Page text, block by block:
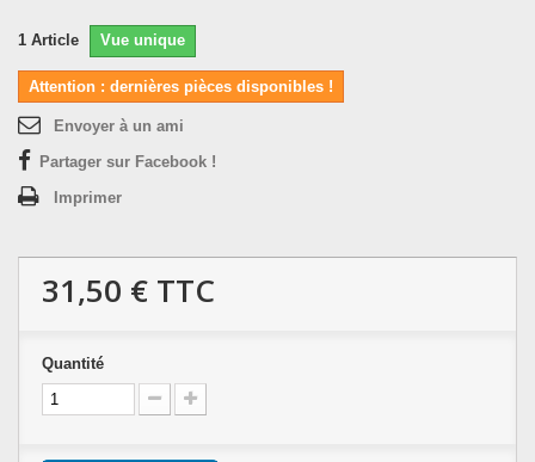
1 Article Vue unique
Attention : dernières pièces disponibles !
Envoyer à un ami
Partager sur Facebook !
Imprimer
31,50 € TTC
Quantité